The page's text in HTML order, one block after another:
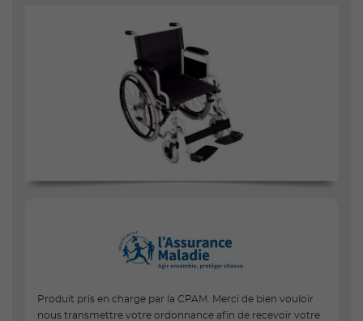
Produit pris en charge par la CPAM. Merci de bien vouloir
nous transmettre votre ordonnance afin de recevoir votre